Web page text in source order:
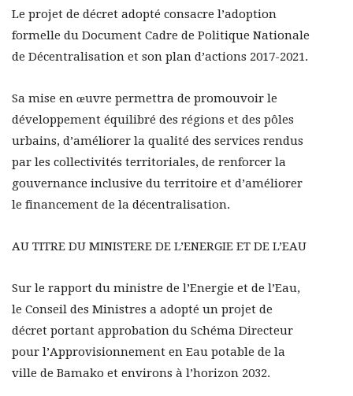
Le projet de décret adopté consacre l’adoption
formelle du Document Cadre de Politique Nationale
de Décentralisation et son plan d’actions 2017-2021.
Sa mise en œuvre permettra de promouvoir le
développement équilibré des régions et des pôles
urbains, d’améliorer la qualité des services rendus
par les collectivités territoriales, de renforcer la
gouvernance inclusive du territoire et d’améliorer
le financement de la décentralisation.
AU TITRE DU MINISTERE DE L’ENERGIE ET DE L’EAU
Sur le rapport du ministre de l’Energie et de l’Eau,
le Conseil des Ministres a adopté un projet de
décret portant approbation du Schéma Directeur
pour l’Approvisionnement en Eau potable de la
ville de Bamako et environs à l’horizon 2032.